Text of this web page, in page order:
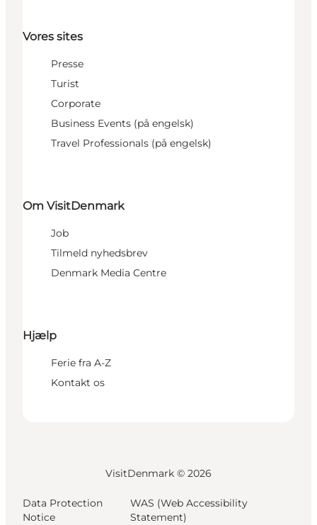
Vores sites
Presse
Turist
Corporate
Business Events (på engelsk)
Travel Professionals (på engelsk)
Om VisitDenmark
Job
Tilmeld nyhedsbrev
Denmark Media Centre
Hjælp
Ferie fra A-Z
Kontakt os
VisitDenmark © 2026
Data Protection
Notice
WAS (Web Accessibility
Statement)